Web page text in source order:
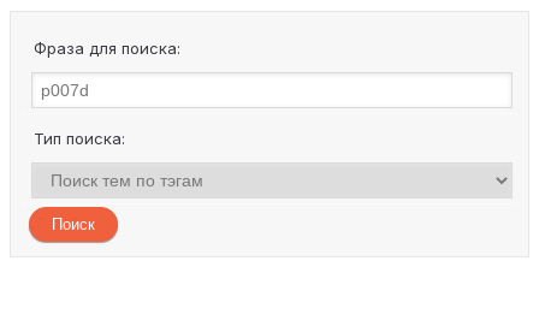
Фраза для поиска:
Тип поиска: